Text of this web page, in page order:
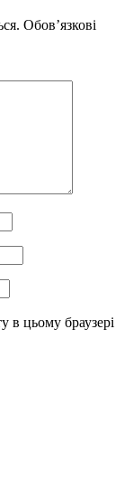
Обов’язкові
в цьому браузері